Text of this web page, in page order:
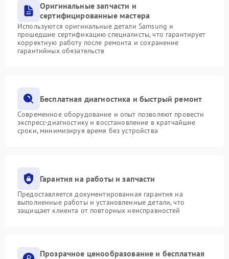
Оригинальные запчасти и
сертифицированные мастера
Используются оригинальные детали Samsung и
прошедшие сертификацию специалисты, что гарантирует
корректную работу после ремонта и сохранение
гарантийных обязательств
Бесплатная диагностика и быстрый ремонт
Современное оборудование и опыт позволяют провести
экспресс-диагностику и восстановление в кратчайшие
сроки, минимизируя время без устройства
Гарантия на работы и запчасти
Предоставляется документированная гарантия на
выполненные работы и установленные детали, что
защищает клиента от повторных неисправностей
Прозрачное ценообразование и бесплатная